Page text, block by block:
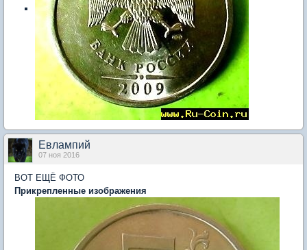
Евлампий
07 ноя 2016
ВОТ ЕЩЁ ФОТО
Прикрепленные изображения